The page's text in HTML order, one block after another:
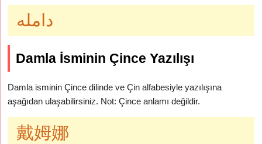
دامله
Damla İsminin Çince Yazılışı
Damla isminin Çince dilinde ve Çin alfabesiyle yazılışına
aşağıdan ulaşabilirsiniz. Not: Çince anlamı değildir.
戴姆娜